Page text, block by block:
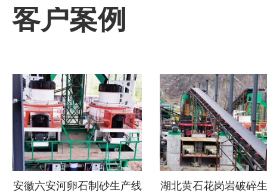
客户案例
安徽六安河卵石制砂生产线 湖北黄石花岗岩破碎